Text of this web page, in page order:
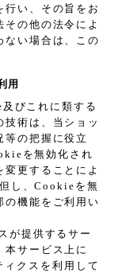
い、その旨をお
の他の法令によ
ない場合は、この
用
びこれに類する
術は、当ショッ
等の把握に役立
を無効化され
更することによ
し、Cookieを無
の機能をご利用い
が提供するサー
本サービス上に
クスを利用して